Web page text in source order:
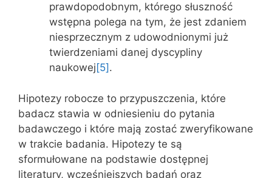
prawdopodobnym, którego słuszność
wstępna polega na tym, że jest zdaniem
niesprzecznym z udowodnionymi już
twierdzeniami danej dyscypliny
naukowej [5] .
Hipotezy robocze to przypuszczenia, które
badacz stawia w odniesieniu do pytania
badawczego i które mają zostać zweryfikowane
w trakcie badania. Hipotezy te są
sformułowane na podstawie dostępnej
literatury, wcześniejszych badań oraz